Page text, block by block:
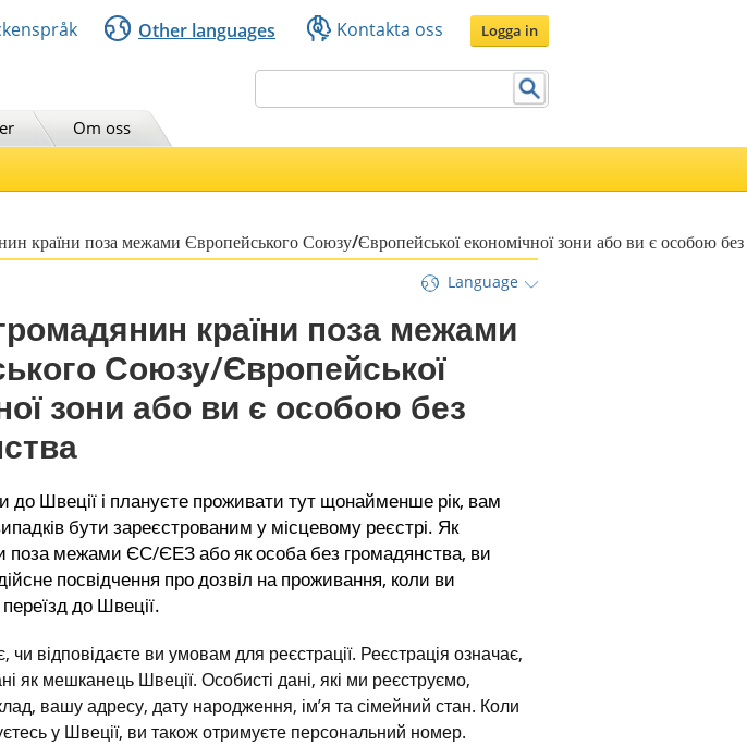
Other languages Kontakta oss Logga in
Om oss
країни поза межами Європейського Союзу/Європейської економічної зони або ви є особою без
Language
країни поза межами
Союзу/Європейської
зони або ви є особою без
до Швеції і плануєте проживати тут щонайменше рік, вам
бути зареєстрованим у місцевому реєстрі. Як
поза межами ЄС/ЄЕЗ або як особа без громадянства, ви
посвідчення про дозвіл на проживання, коли ви
до Швеції.
чи відповідаєте ви умовам для реєстрації. Реєстрація означає,
як мешканець Швеції. Особисті дані, які ми реєструємо,
вашу адресу, дату народження, ім’я та сімейний стан. Коли
у Швеції, ви також отримуєте персональний номер.